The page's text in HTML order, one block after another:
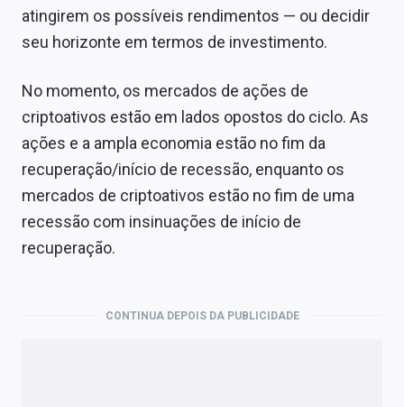
atingirem os possíveis rendimentos — ou decidir
seu horizonte em termos de investimento.
No momento, os mercados de ações de
criptoativos estão em lados opostos do ciclo. As
ações e a ampla economia estão no fim da
recuperação/início de recessão, enquanto os
mercados de criptoativos estão no fim de uma
recessão com insinuações de início de
recuperação.
CONTINUA DEPOIS DA PUBLICIDADE